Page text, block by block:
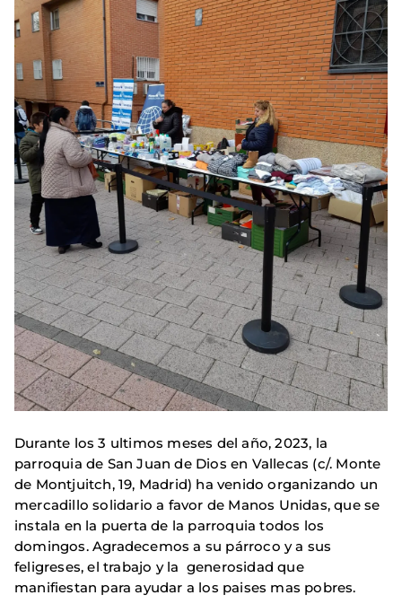
Durante los 3 ultimos meses del año, 2023, la
parroquia de San Juan de Dios en Vallecas (c/. Monte
de Montjuitch, 19, Madrid) ha venido organizando un
mercadillo solidario a favor de Manos Unidas, que se
instala en la puerta de la parroquia todos los
domingos. Agradecemos a su párroco y a sus
feligreses, el trabajo y la generosidad que
manifiestan para ayudar a los paises mas pobres.